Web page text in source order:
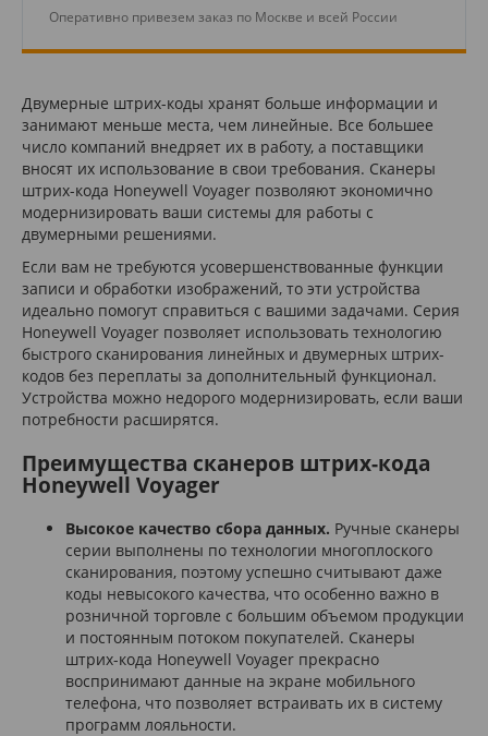
Оперативно привезем заказ по Москве и всей России
Двумерные штрих-коды хранят больше информации и
занимают меньше места, чем линейные. Все большее
число компаний внедряет их в работу, а поставщики
вносят их использование в свои требования. Сканеры
штрих-кода Honeywell Voyager позволяют экономично
модернизировать ваши системы для работы с
двумерными решениями.
Если вам не требуются усовершенствованные функции
записи и обработки изображений, то эти устройства
идеально помогут справиться с вашими задачами. Серия
Honeywell Voyager позволяет использовать технологию
быстрого сканирования линейных и двумерных штрих-
кодов без переплаты за дополнительный функционал.
Устройства можно недорого модернизировать, если ваши
потребности расширятся.
Преимущества сканеров штрих-кода
Honeywell Voyager
Высокое качество сбора данных. Ручные сканеры
серии выполнены по технологии многоплоского
сканирования, поэтому успешно считывают даже
коды невысокого качества, что особенно важно в
розничной торговле с большим объемом продукции
и постоянным потоком покупателей. Сканеры
штрих-кода Honeywell Voyager прекрасно
воспринимают данные на экране мобильного
телефона, что позволяет встраивать их в систему
программ лояльности.